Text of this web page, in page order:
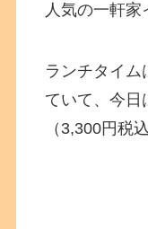
人気の一軒家
ランチタイ
ていて、今日
（3,300円税